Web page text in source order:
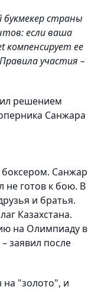
страны
если ваша
компенсирует ее
участия –
решением
Санжара
Санжар
не готов к бою. В
и братья.
Казахстана.
на Олимпиаду в
заявил после
на "золото", и